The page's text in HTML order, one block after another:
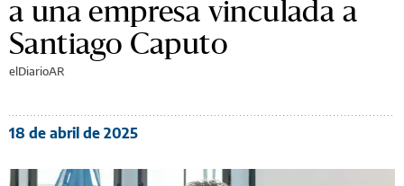
a una empresa vinculada a
Santiago Caputo
elDiarioAR
18 de abril de 2025